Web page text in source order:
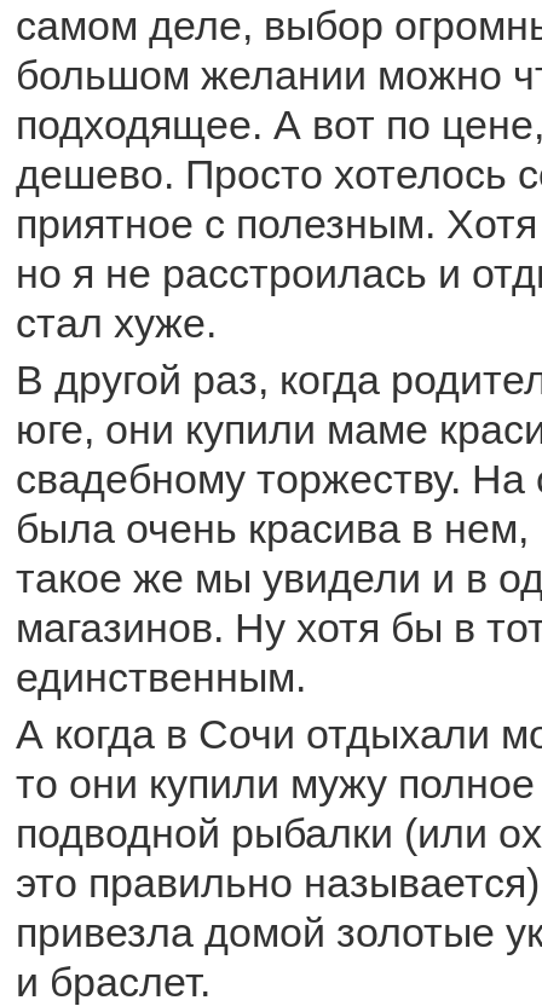
самом деле, выбор
большом желании можно
подходящее. А вот по
дешево. Просто хотелось
приятное с полезным.
но я не расстроилась и
стал хуже.
В другой раз, когда
юге, они купили маме
свадебному торжеству.
была очень красива в нем,
такое же мы увидели и в
магазинов. Ну хотя бы в
единственным.
А когда в Сочи отдыхали
то они купили мужу
подводной рыбалки (или
это правильно
привезла домой золотые
и браслет.